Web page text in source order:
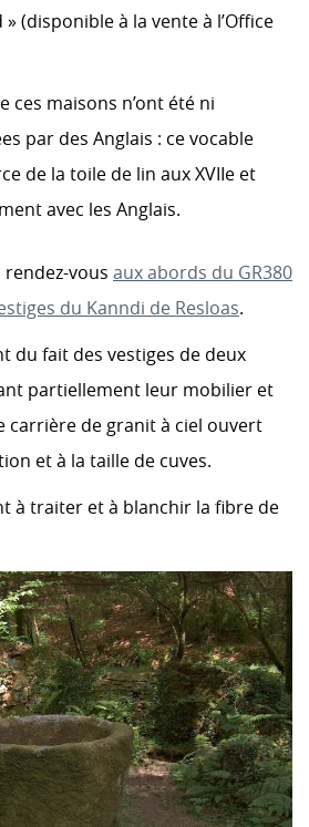
(disponible à la vente à l’Office
ces maisons n’ont été ni
par des Anglais : ce vocable
de la toile de lin aux XVIIe et
avec les Anglais.
vous aux abords du GR380
du Kanndi de Resloas.
du fait des vestiges de deux
partiellement leur mobilier et
carrière de granit à ciel ouvert
et à la taille de cuves.
à traiter et à blanchir la fibre de